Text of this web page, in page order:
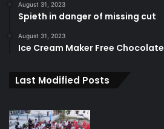
August 31, 2023
Spieth in danger of missing cut
August 31, 2023
Ice Cream Maker Free Chocolate
Last Modified Posts